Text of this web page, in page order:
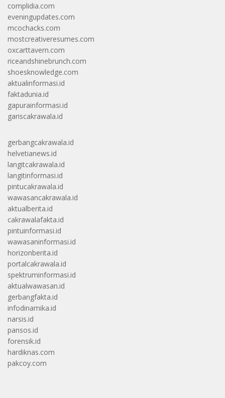
complidia.com
eveningupdates.com
mcochacks.com
mostcreativeresumes.com
oxcarttavern.com
riceandshinebrunch.com
shoesknowledge.com
aktualinformasi.id
faktadunia.id
gapurainformasi.id
gariscakrawala.id
gerbangcakrawala.id
helvetianews.id
langitcakrawala.id
langitinformasi.id
pintucakrawala.id
wawasancakrawala.id
aktualberita.id
cakrawalafakta.id
pintuinformasi.id
wawasaninformasi.id
horizonberita.id
portalcakrawala.id
spektruminformasi.id
aktualwawasan.id
gerbangfakta.id
infodinamika.id
narsis.id
pansos.id
forensik.id
hardiknas.com
pakcoy.com